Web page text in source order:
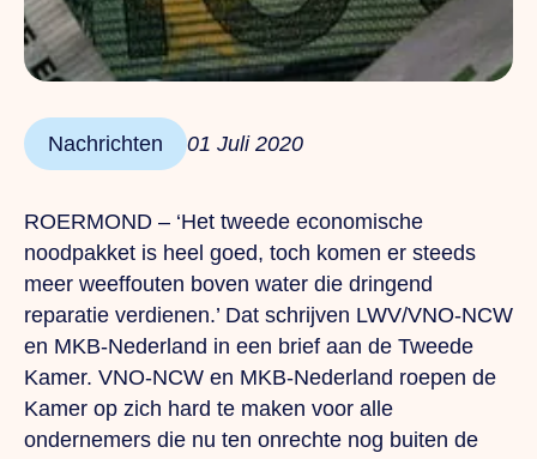
Nachrichten 01 Juli 2020
ROERMOND – ‘Het tweede economische
noodpakket is heel goed, toch komen er steeds
meer weeffouten boven water die dringend
reparatie verdienen.’ Dat schrijven LWV/VNO-NCW
en MKB-Nederland in een brief aan de Tweede
Kamer. VNO-NCW en MKB-Nederland roepen de
Kamer op zich hard te maken voor alle
ondernemers die nu ten onrechte nog buiten de